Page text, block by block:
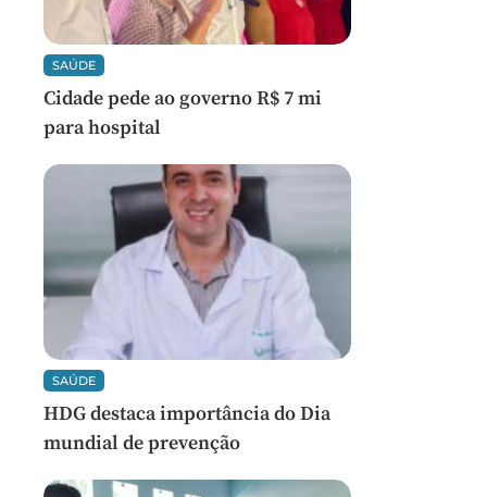
SAÚDE
Cidade pede ao governo R$ 7 mi
para hospital
SAÚDE
HDG destaca importância do Dia
mundial de prevenção